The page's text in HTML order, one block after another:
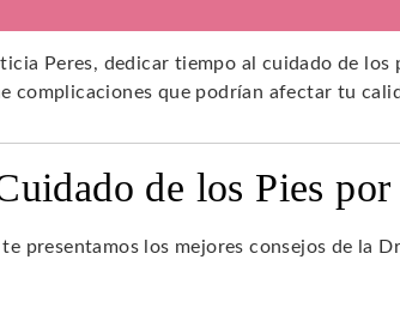
Peres, dedicar tiempo al cuidado de
complicaciones que podrían afectar tu
de los Pies
presentamos los mejores consejos de la